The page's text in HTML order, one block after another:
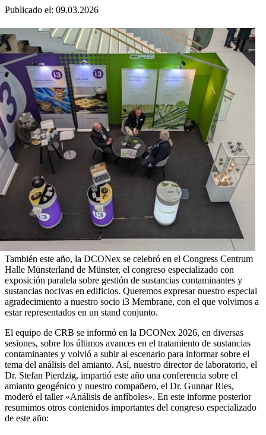
Publicado el: 09.03.2026
También este año, la DCONex se celebró en el Congress Centrum
Halle Münsterland de Münster, el congreso especializado con
exposición paralela sobre gestión de sustancias contaminantes y
sustancias nocivas en edificios. Queremos expresar nuestro especial
agradecimiento a nuestro socio i3 Membrane, con el que volvimos a
estar representados en un stand conjunto.
El equipo de CRB se informó en la DCONex 2026, en diversas
sesiones, sobre los últimos avances en el tratamiento de sustancias
contaminantes y volvió a subir al escenario para informar sobre el
tema del análisis del amianto. Así, nuestro director de laboratorio, el
Dr. Stefan Pierdzig, impartió este año una conferencia sobre el
amianto geogénico y nuestro compañero, el Dr. Gunnar Ries,
moderó el taller «Análisis de anfíboles». En este informe posterior
resumimos otros contenidos importantes del congreso especializado
de este año: